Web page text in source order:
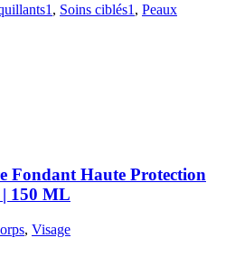
, Soins ciblés1 , Peaux
Fondant Haute Protection
| 150 ML
, Visage